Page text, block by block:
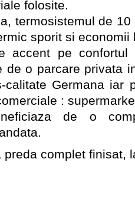
folosite.
termosistemul de
sporit si
accent pe confortul
de o parcare privata
calitate Germana iar
:
de o
preda complet finisat,